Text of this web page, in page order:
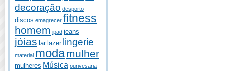
decoração desporto
discos emagrecer fitness
homem ipad jeans
jóias lar lazer lingerie
material modamulher
mulheres Música ourivesaria